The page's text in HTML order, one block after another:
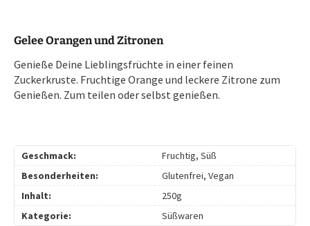
Gelee Orangen und Zitronen
Genieße Deine Lieblingsfrüchte in einer feinen
Zuckerkruste. Fruchtige Orange und leckere Zitrone zum
Genießen. Zum teilen oder selbst genießen.
Geschmack:
Fruchtig, Süß
Besonderheiten:
Glutenfrei, Vegan
Inhalt:
250g
Kategorie:
Süßwaren